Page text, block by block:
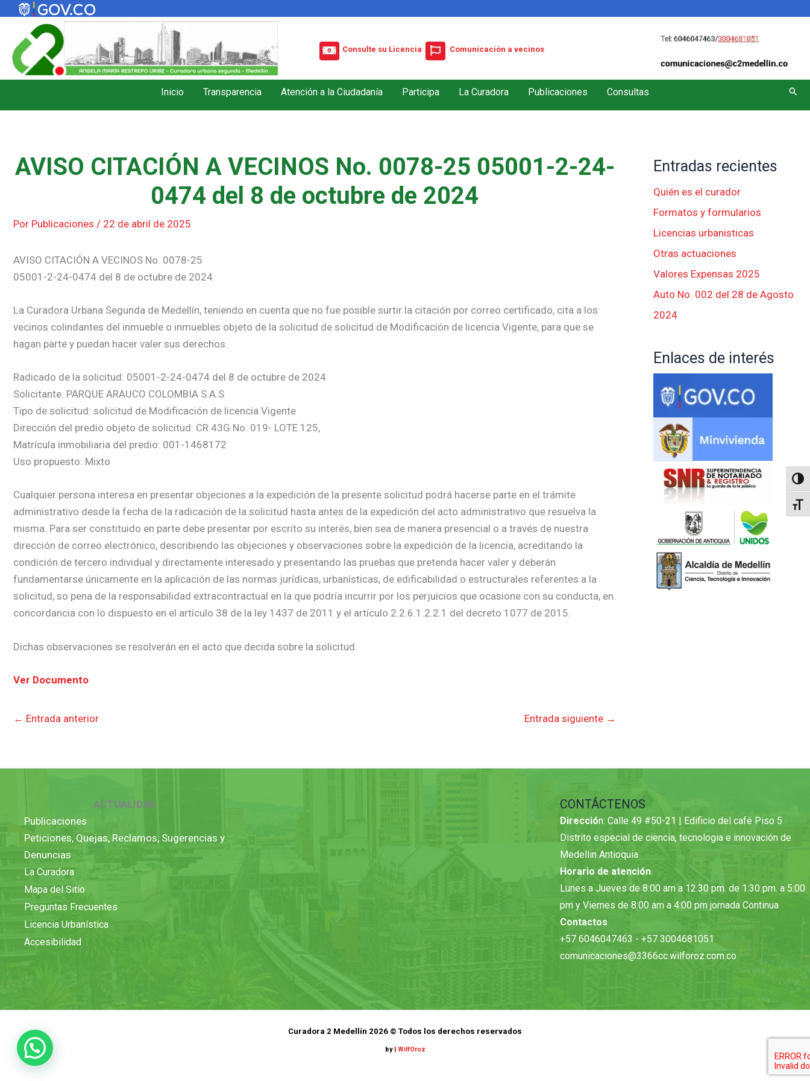
contenido
Consulte su Licencia Comunicación a vecinos
Inicio Transparencia Atención a la Ciudadanía Participa La Curadora Publicaciones Consultas
AVISO CITACIÓN A VECINOS No. 0078-25 05001-2-24-
0474 del 8 de octubre de 2024
Por Publicaciones / 22 de abril de 2025
AVISO CITACIÓN A VECINOS No. 0078-25
05001-2-24-0474 del 8 de octubre de 2024
La Curadora Urbana Segunda de Medellín, teniendo en cuenta que no fue posible surtir la citación por correo certificado, cita a los
vecinos colindantes del inmueble o inmuebles objeto de la solicitud de solicitud de Modificación de licencia Vigente, para que se
hagan parte y puedan hacer valer sus derechos.
Radicado de la solicitud: 05001-2-24-0474 del 8 de octubre de 2024
Solicitante: PARQUE ARAUCO COLOMBIA S.A.S
Tipo de solicitud: solicitud de Modificación de licencia Vigente
Dirección del predio objeto de solicitud: CR 43G No. 019- LOTE 125,
Matrícula inmobiliaria del predio: 001-1468172
Uso propuesto: Mixto
Cualquier persona interesa en presentar objeciones a la expedición de la presente solicitud podrá hacerse parte en el trámite
administrativo desde la fecha de la radicación de la solicitud hasta antes de la expedición del acto administrativo que resuelva la
misma. Para ser constituido en parte debe presentar por escrito su interés, bien sea de manera presencial o a través de nuestra
dirección de correo electrónico, describiendo las objeciones y observaciones sobre la expedición de la licencia, acreditando la
condición de tercero individual y directamente interesado y presentando las pruebas que pretenda hacer valer y deberán
fundamentarse únicamente en la aplicación de las normas jurídicas, urbanísticas, de edificabilidad o estructurales referentes a la
solicitud, so pena de la responsabilidad extracontractual en la que podría incurrir por los perjuicios que ocasione con su conducta, en
concordancia con lo dispuesto en el artículo 38 de la ley 1437 de 2011 y el artículo 2.2.6.1.2.2.1 del decreto 1077 de 2015.
Dichas observaciones se resolverán en el acto que decida sobre la solicitud.
Ver Documento
← Entrada anterior Entrada siguiente →
Entradas recientes
Quién es el curador
Formatos y formularios
Licencias urbanisticas
Otras actuaciones
Valores Expensas 2025
Auto No. 002 del 28 de Agosto
2024
Enlaces de interés
ACTUALIDAD
Publicaciones
Peticiones, Quejas, Reclamos, Sugerencias y
Denuncias
La Curadora
Mapa del Sitio
Preguntas Frecuentes
Licencia Urbanística
Accesibilidad
CONTÁCTENOS
Dirección: Calle 49 #50-21 | Edificio del café Piso 5
Distrito especial de ciencia, tecnologia e innovación de
Medellin Antioquia
Horario de atención
Lunes a Jueves de 8:00 am a 12.30 pm. de 1:30 pm. a 5:00
pm y Viernes de 8:00 am a 4:00 pm jornada Continua
Contactos
+57 6046047463 - +57 3004681051
comunicaciones@3366cc.wilforoz.com.co
Curadora 2 Medellín 2026 © Todos los derechos reservados
by| WilfOroz